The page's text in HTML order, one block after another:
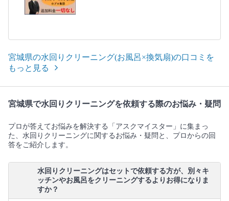
宮城県の水回りクリーニング(お風呂×換気扇)の口コミを
もっと見る
宮城県で水回りクリーニングを依頼する際のお悩み・疑問
プロが答えてお悩みを解決する「アスクマイスター」に集まっ
た、水回りクリーニングに関するお悩み・疑問と、プロからの回
答をご紹介します。
水回りクリーニングはセットで依頼する方が、別々キ
ッチンやお風呂をクリーニングするよりお得になりま
すか？